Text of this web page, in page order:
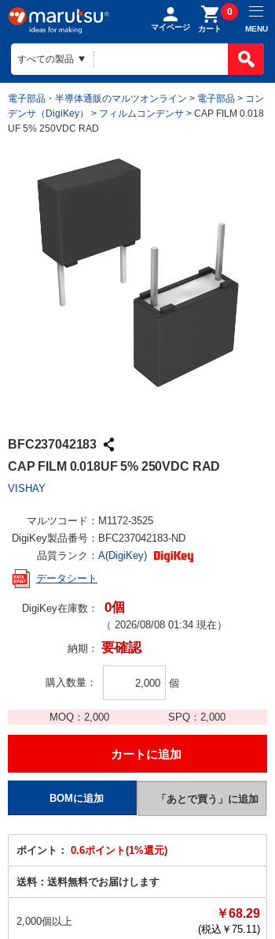
マイページ カート
0
MENU
電子部品・半導体通販のマルツオンライン > 電子部品 > コン
デンサ（DigiKey）
> フィルムコンデンサ > CAP FILM 0.018
UF 5% 250VDC RAD
BFC237042183
CAP FILM 0.018UF 5% 250VDC RAD
VISHAY
マルツコード： M1172-3525
DigiKey製品番号： BFC237042183-ND
品質ランク： A(DigiKey)
データシート
DigiKey在庫数： 0個
（ 2026/08/08 01:34 現在）
納期： 要確認
購入数量 個
MOQ： 2,000 SPQ：2,000
ポイント： 0.6ポイント(1%還元)
送料： 送料無料でお届けします
2,000個以上
￥68.29
(税込￥ 75.11)